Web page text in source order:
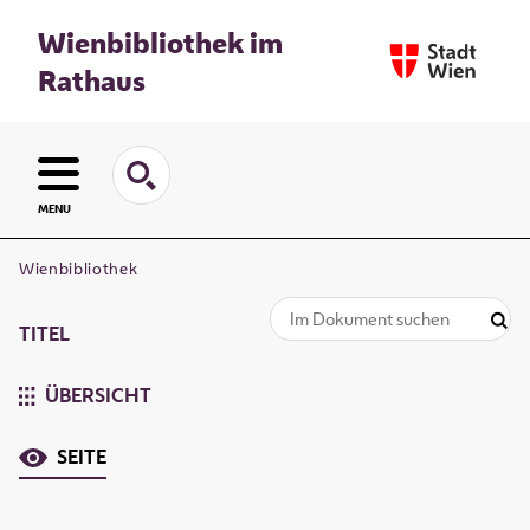
Wienbibliothek im
Rathaus
MENU
Wienbibliothek
TITEL
ÜBERSICHT
SEITE